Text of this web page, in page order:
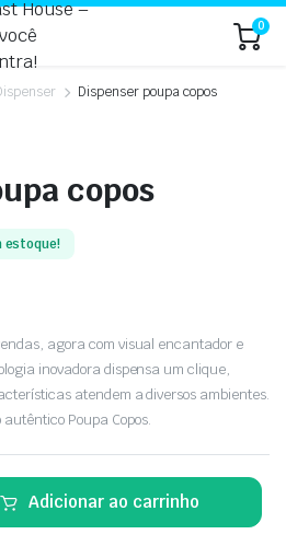
0
Dispenser poupa copos
copos
estoque!
agora com visual encantador e
inovadora dispensa um clique,
atendem a diversos ambientes.
Poupa Copos.
Adicionar ao carrinho